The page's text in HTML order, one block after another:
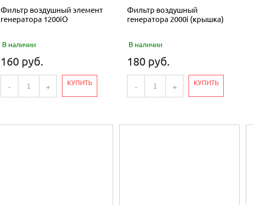
Фильтр воздушный элемент
генератора 1200iO
В наличии
160 руб.
- + КУПИТЬ
Фильтр воздушный
генератора 2000i (крышка)
В наличии
180 руб.
- + КУПИТЬ